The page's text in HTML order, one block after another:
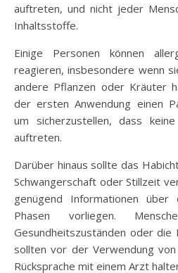
auftreten, und nicht jeder
Inhaltsstoffe.
Einige Personen können
reagieren, insbesondere wenn
andere Pflanzen oder Kräuter
der ersten Anwendung einen
um sicherzustellen, dass
auftreten.
Darüber hinaus sollte das
Schwangerschaft oder Stillzeit
genügend Informationen über
Phasen vorliegen.
Gesundheitszuständen oder die
sollten vor der Verwendung
Rücksprache mit einem Arzt